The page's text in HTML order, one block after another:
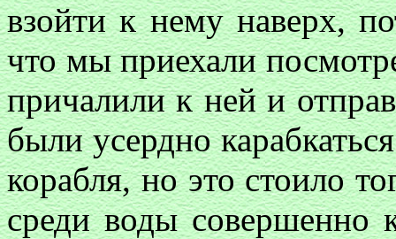
взойти к нему наверх,
что мы приехали
причалили к ней и
были усердно
корабля, но это стоило
среди воды